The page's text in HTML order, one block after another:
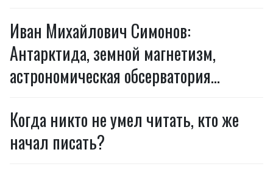
Иван Михайлович Симонов:
Антарктида, земной магнетизм,
астрономическая обсерватория…
Когда никто не умел читать, кто же
начал писать?